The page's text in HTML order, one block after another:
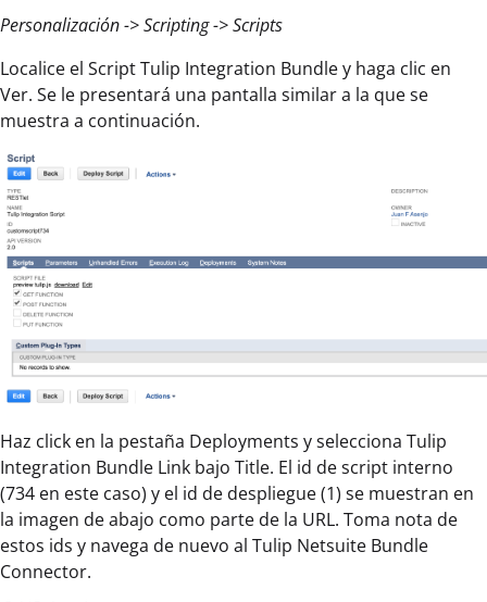
Personalización -> Scripting -> Scripts
Localice el Script Tulip Integration Bundle y haga clic en
Ver. Se le presentará una pantalla similar a la que se
muestra a continuación.
Haz click en la pestaña Deployments y selecciona Tulip
Integration Bundle Link bajo Title. El id de script interno
(734 en este caso) y el id de despliegue (1) se muestran en
la imagen de abajo como parte de la URL. Toma nota de
estos ids y navega de nuevo al Tulip Netsuite Bundle
Connector.